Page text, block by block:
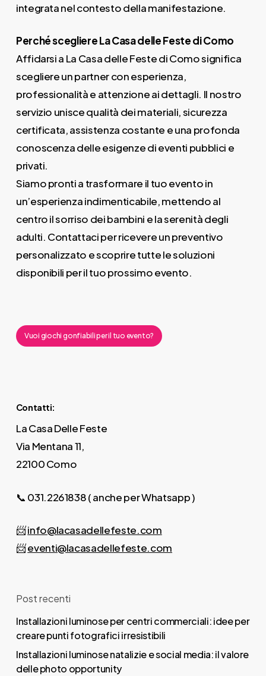
integrata nel contesto della manifestazione.
Perché scegliere La Casa delle Feste di Como
Affidarsi a La Casa delle Feste di Como significa
scegliere un partner con esperienza,
professionalità e attenzione ai dettagli. Il nostro
servizio unisce qualità dei materiali, sicurezza
certificata, assistenza costante e una profonda
conoscenza delle esigenze di eventi pubblici e
privati.
Siamo pronti a trasformare il tuo evento in
un’esperienza indimenticabile, mettendo al
centro il sorriso dei bambini e la serenità degli
adulti. Contattaci per ricevere un preventivo
personalizzato e scoprire tutte le soluzioni
disponibili per il tuo prossimo evento.
Vuoi giochi gonfiabili per il tuo evento?
Contatti:
La Casa Delle Feste
Via Mentana 11,
22100 Como
📞 031.2261838 ( anche per Whatsapp )
📨info@lacasadellefeste.com
📨eventi@lacasadellefeste.com
Post recenti
Installazioni luminose per centri commerciali: idee per
creare punti fotografici irresistibili
Installazioni luminose natalizie e social media: il valore
delle photo opportunity